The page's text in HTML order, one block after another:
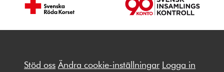
Stöd oss Ändra cookie-inställningar Logga in